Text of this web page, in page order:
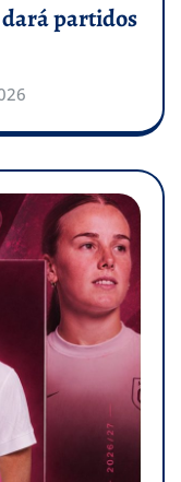
dará partidos